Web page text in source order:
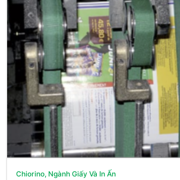
Chiorino, Ngành Giấy Và In Ấn